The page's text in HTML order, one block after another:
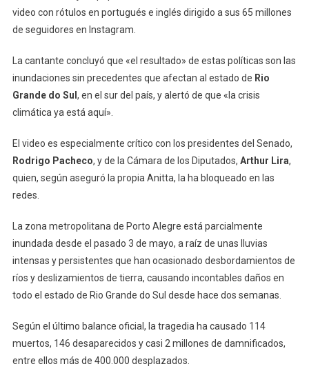
video con rótulos en portugués e inglés dirigido a sus 65 millones
de seguidores en Instagram.
La cantante concluyó que «el resultado» de estas políticas son las
inundaciones sin precedentes que afectan al estado de Rio
Grande do Sul , en el sur del país, y alertó de que «la crisis
climática ya está aquí».
El video es especialmente crítico con los presidentes del Senado,
Rodrigo Pacheco, y de la Cámara de los Diputados, Arthur Lira,
quien, según aseguró la propia Anitta, la ha bloqueado en las
redes.
La zona metropolitana de Porto Alegre está parcialmente
inundada desde el pasado 3 de mayo, a raíz de unas lluvias
intensas y persistentes que han ocasionado desbordamientos de
ríos y deslizamientos de tierra, causando incontables daños en
todo el estado de Rio Grande do Sul desde hace dos semanas.
Según el último balance oficial, la tragedia ha causado 114
muertos, 146 desaparecidos y casi 2 millones de damnificados,
entre ellos más de 400.000 desplazados.